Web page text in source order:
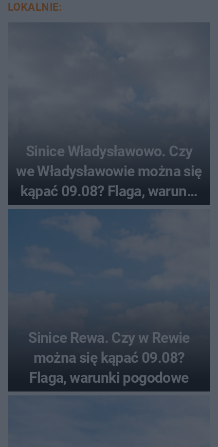
LOKALNIE:
Sinice Władysławowo. Czy
we Władysławowie można się
kąpać 09.08? Flaga, warunki
pogodowe
Sinice Rewa. Czy w Rewie
można się kąpać 09.08?
Flaga, warunki pogodowe